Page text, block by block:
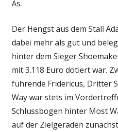
As.
Der Hengst aus dem Stall
dabei mehr als gut und
hinter dem Sieger
mit 3.118 Euro dotiert war.
führende Fridericus, Dritter
Way war stets im
Schlussbogen hinter Most
auf der Zielgeraden